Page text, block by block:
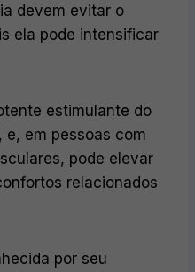
devem evitar o
ela pode intensificar
estimulante do
em pessoas com
pode elevar
relacionados
por seu